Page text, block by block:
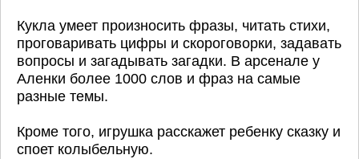
Кукла умеет произносить фразы, читать стихи,
проговаривать цифры и скороговорки, задавать
вопросы и загадывать загадки. В арсенале у
Аленки более 1000 слов и фраз на самые
разные темы.
Кроме того, игрушка расскажет ребенку сказку и
споет колыбельную.